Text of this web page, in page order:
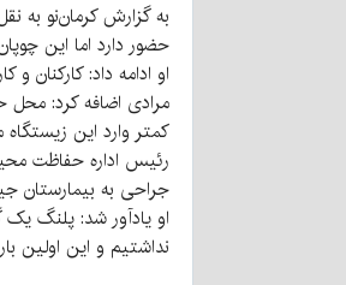
به گزارش کرمان‌نو به
حضور دارد اما این چوپان حدودا ۵۰ ساله امروز با نزدیک شدن به منطقه زیست این گونه از
او ادامه داد:
مرادی اضافه کرد: محل
کمتر وارد این
رئیس اداره حفاظت
جراحی به بیمارستان
او یادآور شد: پلنگ
نداشتیم و این اولین